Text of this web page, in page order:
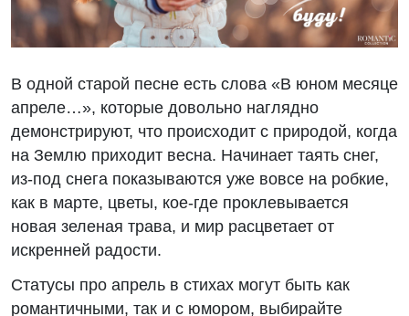
В одной старой песне есть слова «В юном месяце
апреле…», которые довольно наглядно
демонстрируют, что происходит с природой, когда
на Землю приходит весна. Начинает таять снег,
из-под снега показываются уже вовсе на робкие,
как в марте, цветы, кое-где проклевывается
новая зеленая трава, и мир расцветает от
искренней радости.
Статусы про апрель в стихах могут быть как
романтичными, так и с юмором, выбирайте